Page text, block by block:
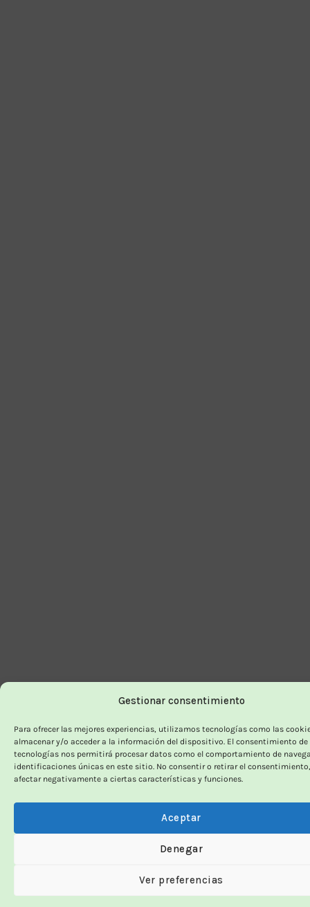
Gestionar consentimiento
Para ofrecer las mejores experiencias, utilizamos tecnologías como las
almacenar y/o acceder a la información del dispositivo. El consentimiento de
tecnologías nos permitirá procesar datos como el comportamiento de
identificaciones únicas en este sitio. No consentir o retirar el
afectar negativamente a ciertas características y funciones.
Aceptar
Denegar
Ver preferencias